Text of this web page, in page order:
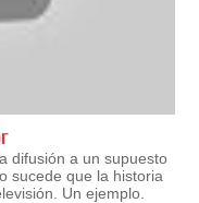
difusión a un supuesto
sucede que la historia
Un ejemplo.